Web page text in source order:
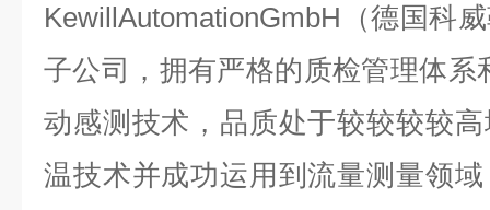
KewillAutomationGmbH（德国科
子公司，拥有严格的质检管理体系
动感测技术，品质处于较较较较
温技术并成功运用到流量测量领